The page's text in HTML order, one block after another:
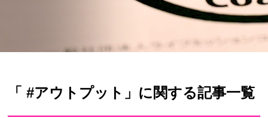
「 #アウトプット」に関する記事一覧